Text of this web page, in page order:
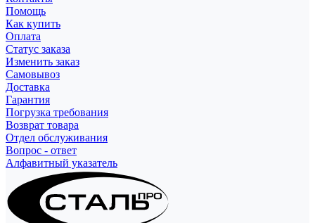
Помощь
Как купить
Оплата
Статус заказа
Изменить заказ
Самовывоз
Доставка
Гарантия
Погрузка требования
Возврат товара
Отдел обслуживания
Вопрос - ответ
Алфавитный указатель